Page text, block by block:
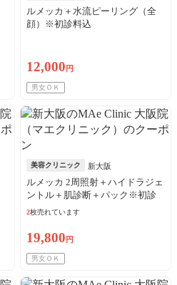
ルメッカ＋水流ピーリング（全
顔）※初診料込
12,000 円
男女ＯＫ
美容クリニック 新大阪
ルメッカ 2周照射＋ハイドラジェ
ントル＋肌診断＋パック※初診
料込
2枚売れています
19,800 円
男女ＯＫ